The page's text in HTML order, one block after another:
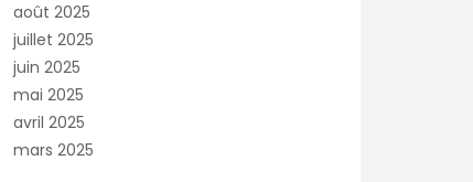
août 2025
juillet 2025
juin 2025
mai 2025
avril 2025
mars 2025